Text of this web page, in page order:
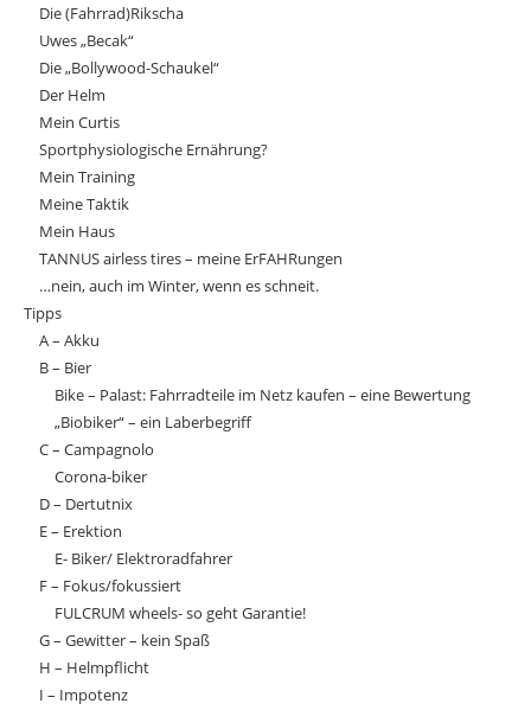
Die (Fahrrad)Rikscha
Uwes „Becak“
Die „Bollywood-Schaukel“
Der Helm
Mein Curtis
Sportphysiologische Ernährung?
Mein Training
Meine Taktik
Mein Haus
TANNUS airless tires – meine ErFAHRungen
…nein, auch im Winter, wenn es schneit.
Tipps
A – Akku
B – Bier
Bike – Palast: Fahrradteile im Netz kaufen – eine Bewertung
„Biobiker“ – ein Laberbegriff
C – Campagnolo
Corona-biker
D – Dertutnix
E – Erektion
E- Biker/ Elektroradfahrer
F – Fokus/fokussiert
FULCRUM wheels- so geht Garantie!
G – Gewitter – kein Spaß
H – Helmpflicht
I – Impotenz